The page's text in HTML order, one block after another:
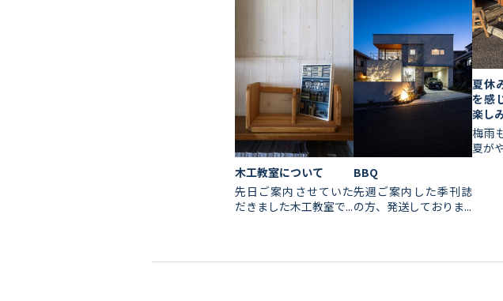
木工教室について
先日ご案内させていた
だきました木工教室で...
BBQ
先週ご案内した季刊誌
の方、発送しておりま...
夏休
を感
楽し
梅雨
夏が